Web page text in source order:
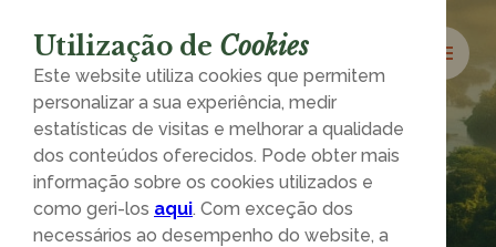
Propósito Comunidade
Utilização de Cookies
Este website utiliza cookies que permitem
personalizar a sua experiência, medir
estatísticas de visitas e melhorar a qualidade
dos conteúdos oferecidos. Pode obter mais
informação sobre os cookies utilizados e
como geri-los aqui. Com exceção dos
necessários ao desempenho do website, a